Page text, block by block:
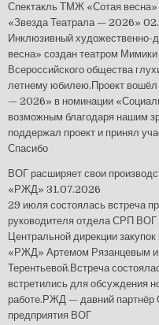
Спектакль ТМЖ «Сотая
«Звезда Театрала — 2026»
Инклюзивный художественно-
весна» создан театром
Всероссийского общества
летнему юбилею.Проект вошёл
— 2026» в номинации
возможным благодаря нашим
поддержал проект и принял
Спасибо
ВОГ расширяет свои
«РЖД» 31.07.2026
29 июля состоялась встреча
руководителя отдела СРП
Центральной дирекции
«РЖД» Артемом Рязанцевым и
Терентьевой.Встреча
встретились для обсуждения
работе.РЖД — давний
предприятия ВОГ